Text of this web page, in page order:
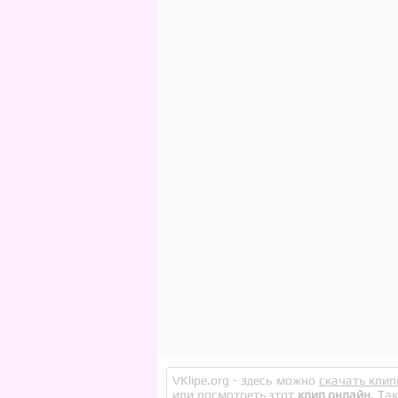
VKlipe.org - здесь можно скачать
или посмотреть этот клип онлайн.